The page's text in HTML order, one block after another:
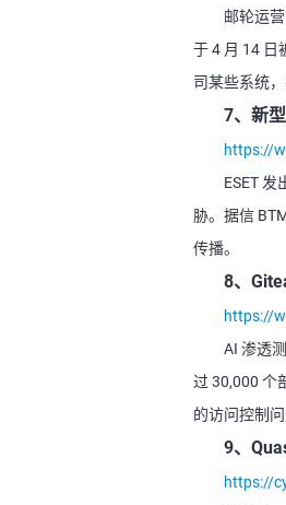
邮轮运
于 4 月 14 日
司某些系统
7、新
https://
ESET
胁。据信
传播。
8、
https://
AI 渗透
过 30,000 个
的访问控制
9、
https://